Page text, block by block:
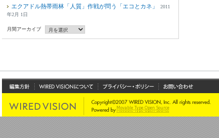
エクアドル熱帯雨林「人質」作戦が問う「エコとカネ」 2011
年2月 1日
月間アーカイブ